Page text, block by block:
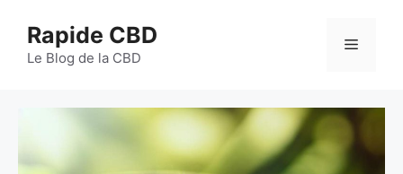
contenu
Rapide CBD
Le Blog de la CBD
Menu